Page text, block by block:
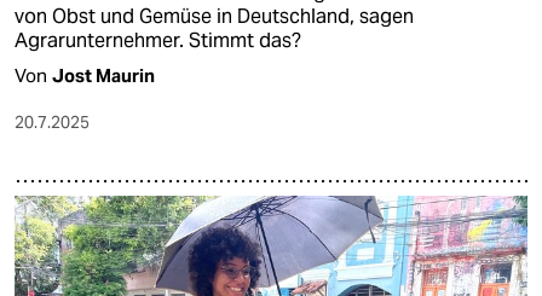
von Obst und Gemüse in Deutschland, sagen
Agrarunternehmer. Stimmt das?
Von Jost Maurin
20.7.2025